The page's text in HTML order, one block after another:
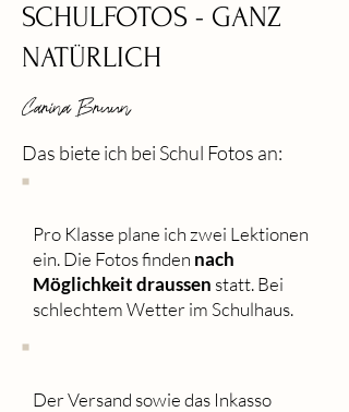
SCHULFOTOS - GANZ
NATÜRLICH
Carina Bruun
Das biete ich bei Schul Fotos an:
Pro Klasse plane ich zwei Lektionen
ein. Die Fotos finden nach
Möglichkeit draussen statt. Bei
schlechtem Wetter im Schulhaus.
Der Versand sowie das Inkasso